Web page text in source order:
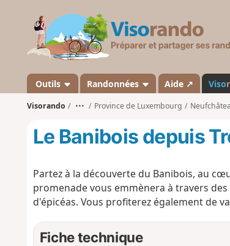
Outils Randonnées Aide ↗ Viso
Visorando ••• Province de Luxembourg
Le Banibois depuis
Partez à la découverte du Banibois, au
promenade vous emmènera à travers
d'épicéas. Vous profiterez également de
Fiche technique